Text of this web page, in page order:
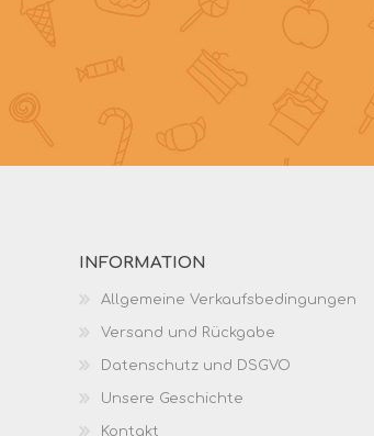
INFORMATION
Allgemeine Verkaufsbedingungen
Versand und Rückgabe
Datenschutz und DSGVO
Unsere Geschichte
Kontakt